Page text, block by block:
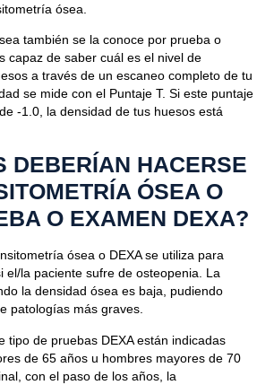
ósea.
también se la conoce por prueba o
capaz de saber cuál es el nivel de
a través de un escaneo completo de tu
se mide con el Puntaje T. Si este puntaje
-1.0, la densidad de tus huesos está
DEBERÍAN HACERSE
ÓSEA O
O EXAMEN DEXA?
ósea o DEXA se utiliza para
el/la paciente sufre de osteopenia. La
la densidad ósea es baja, pudiendo
patologías más graves.
tipo de pruebas DEXAestán indicadas
de 65 años u hombres mayores de 70
con el paso de los años, la